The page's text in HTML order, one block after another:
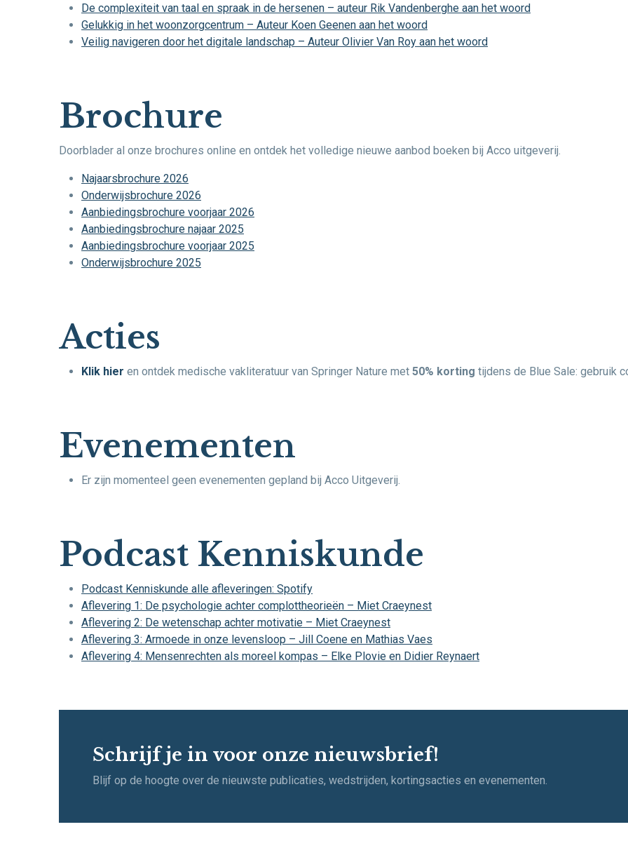
De complexiteit van taal en spraak in de hersenen – auteur Rik Vandenberghe aan het woord
Gelukkig in het woonzorgcentrum – Auteur Koen Geenen aan het woord
Veilig navigeren door het digitale landschap – Auteur Olivier Van Roy aan het woord
Brochure
Doorblader al onze brochures online en ontdek het volledige nieuwe aanbod boeken bij Acco uitgeverij.
Najaarsbrochure 2026
Onderwijsbrochure 2026
Aanbiedingsbrochure voorjaar 2026
Aanbiedingsbrochure najaar 2025
Aanbiedingsbrochure voorjaar 2025
Onderwijsbrochure 2025
Acties
Klik hier en ontdek medische vakliteratuur van Springer Nature met 50% korting tijdens de Blue Sale: gebruik
Evenementen
Er zijn momenteel geen evenementen gepland bij Acco Uitgeverij.
Podcast Kenniskunde
Podcast Kenniskunde alle afleveringen: Spotify
Aflevering 1: De psychologie achter complottheorieën – Miet Craeynest
Aflevering 2: De wetenschap achter motivatie – Miet Craeynest
Aflevering 3: Armoede in onze levensloop – Jill Coene en Mathias Vaes
Aflevering 4: Mensenrechten als moreel kompas – Elke Plovie en Didier Reynaert
Schrijf je in voor onze nieuwsbrief!
Blijf op de hoogte over de nieuwste publicaties, wedstrijden, kortingsacties en evenementen.